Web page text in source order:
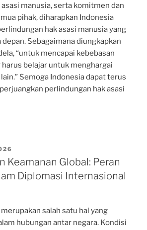
manusia, serta komitmen dan
pihak, diharapkan Indonesia
hak asasi manusia yang
depan. Sebagaimana diungkapkan
“untuk mencapai kebebasan
harus belajar untuk menghargai
Semoga Indonesia dapat terus
perlindungan hak asasi
Keamanan Global: Peran
Diplomasi Internasional
salah satu hal yang
hubungan antar negara. Kondisi